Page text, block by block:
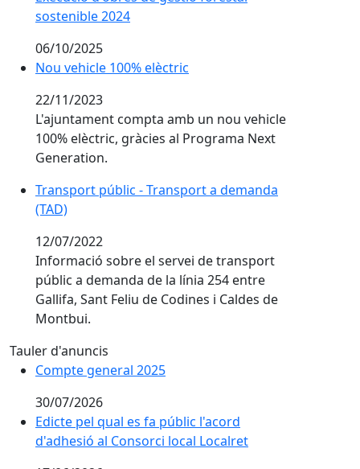
sostenible 2024
06/10/2025
Nou vehicle 100% elèctric
Nou vehicle 100% elèctric
22/11/2023
L'ajuntament compta amb un nou vehicle
100% elèctric, gràcies al Programa Next
Generation.
Transport públic - Transport a demanda (TAD)
Transport públic - Transport a demanda
(TAD)
12/07/2022
Informació sobre el servei de transport
públic a demanda de la línia 254 entre
Gallifa, Sant Feliu de Codines i Caldes de
Montbui.
Tauler d'anuncis
Compte general 2025
30/07/2026
Edicte pel qual es fa públic l'acord
d'adhesió al Consorci local Localret